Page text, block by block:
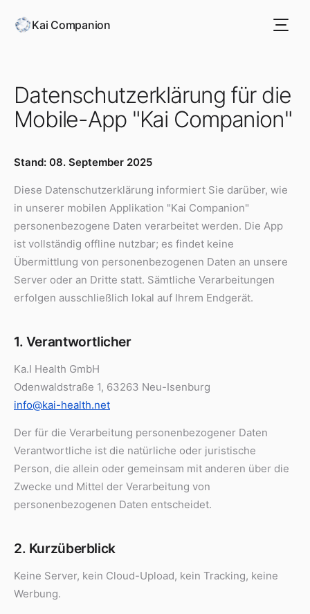
Kai Companion
SPRACHE
Datenschutzerklärung für die
Mobile-App "Kai Companion"
Stand: 08. September 2025
Diese Datenschutzerklärung informiert Sie darüber, wie
in unserer mobilen Applikation "Kai Companion"
personenbezogene Daten verarbeitet werden. Die App
ist vollständig offline nutzbar; es findet keine
Übermittlung von personenbezogenen Daten an unsere
Server oder an Dritte statt. Sämtliche Verarbeitungen
erfolgen ausschließlich lokal auf Ihrem Endgerät.
1. Verantwortlicher
Ka.I Health GmbH
Odenwaldstraße 1, 63263 Neu-Isenburg
info@kai-health.net
Der für die Verarbeitung personenbezogener Daten
Verantwortliche ist die natürliche oder juristische
Person, die allein oder gemeinsam mit anderen über die
Zwecke und Mittel der Verarbeitung von
personenbezogenen Daten entscheidet.
2. Kurzüberblick
Keine Server, kein Cloud-Upload, kein Tracking, keine
Werbung.